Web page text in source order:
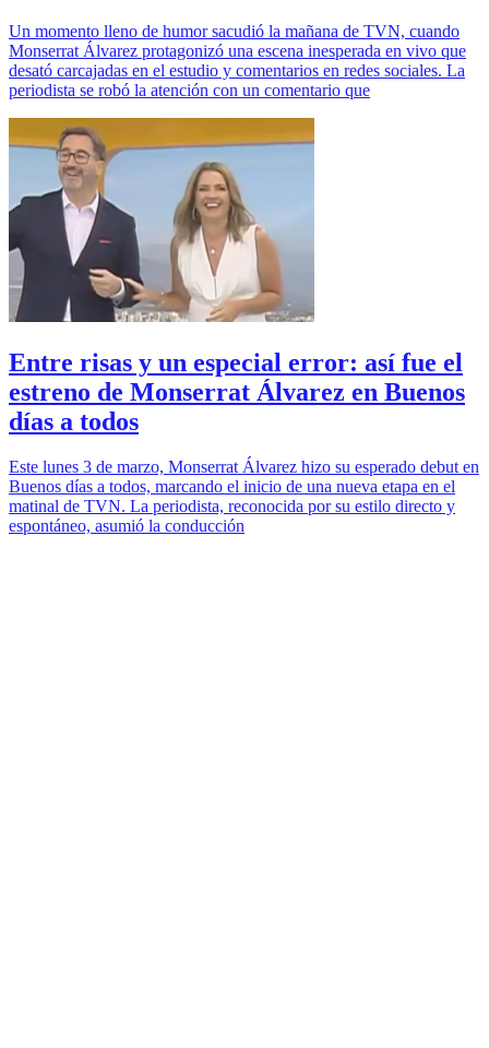
Un momento lleno de humor sacudió la mañana de TVN, cuando
Monserrat Álvarez protagonizó una escena inesperada en vivo que
desató carcajadas en el estudio y comentarios en redes sociales. La
periodista se robó la atención con un comentario que
Entre risas y un especial error: así fue el
estreno de Monserrat Álvarez en Buenos
días a todos
Este lunes 3 de marzo, Monserrat Álvarez hizo su esperado debut en
Buenos días a todos, marcando el inicio de una nueva etapa en el
matinal de TVN. La periodista, reconocida por su estilo directo y
espontáneo, asumió la conducción